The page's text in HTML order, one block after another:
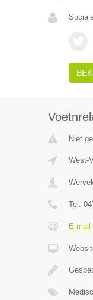
Niet
West-
Tel:
E-mail